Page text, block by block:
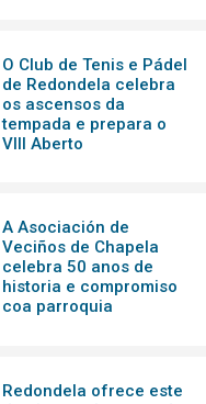
O Club de Tenis e Pádel
de Redondela celebra
os ascensos da
tempada e prepara o
VIII Aberto
A Asociación de
Veciños de Chapela
celebra 50 anos de
historia e compromiso
coa parroquia
Redondela ofrece este